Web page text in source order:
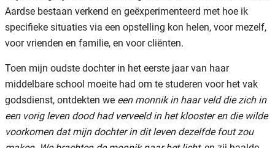
Aardse bestaan verkend en geëxperimenteerd met hoe ik
specifieke situaties via een opstelling kon helen, voor mezelf,
voor vrienden en familie, en voor cliënten.
Toen mijn oudste dochter in het eerste jaar van haar
middelbare school moeite had om te studeren voor het vak
godsdienst, ontdekten we een monnik in haar veld die zich in
een vorig leven dood had verveeld in het klooster en die wilde
voorkomen dat mijn dochter in dit leven dezelfde fout zou